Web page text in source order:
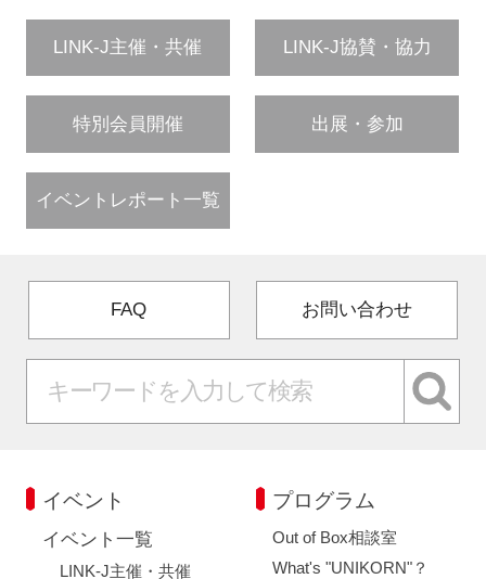
LINK-J主催・共催 LINK-J協賛・協力
特別会員開催 出展・参加
イベントレポート一覧
FAQ お問い合わせ
イベント
イベント一覧
LINK-J主催・共催
プログラム
Out of Box相談室
What's "UNIKORN"？